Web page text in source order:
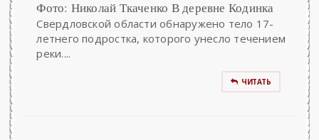
Фото: Николай Ткаченко В деревне Кодинка
Свердловской области обнаружено тело 17-
летнего подростка, которого унесло течением
реки....
ЧИТАТЬ